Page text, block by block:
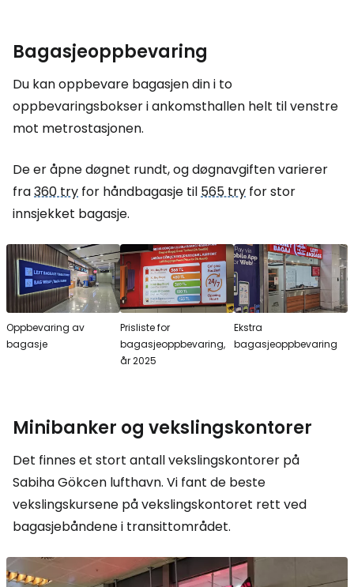
Bagasjeoppbevaring
Du kan oppbevare bagasjen din i to
oppbevaringsbokser i ankomsthallen helt til venstre
mot metrostasjonen.
De er åpne døgnet rundt, og døgnavgiften varierer
fra360 try for håndbagasje til565 try for stor
innsjekket bagasje.
Oppbevaring av
bagasje
Prisliste for
bagasjeoppbevaring,
år 2025
Ekstra
bagasjeoppbevaring
Minibanker og vekslingskontorer
Det finnes et stort antall vekslingskontorer på
Sabiha Gökcen lufthavn. Vi fant de beste
vekslingskursene på vekslingskontoret rett ved
bagasjebåndene i transittområdet.